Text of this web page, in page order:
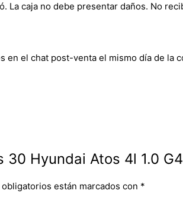
caja no debe presentar daños. No
en el chat post-venta el mismo día de la
Hyundai Atos 4l 1.0
obligatorios están marcados con *